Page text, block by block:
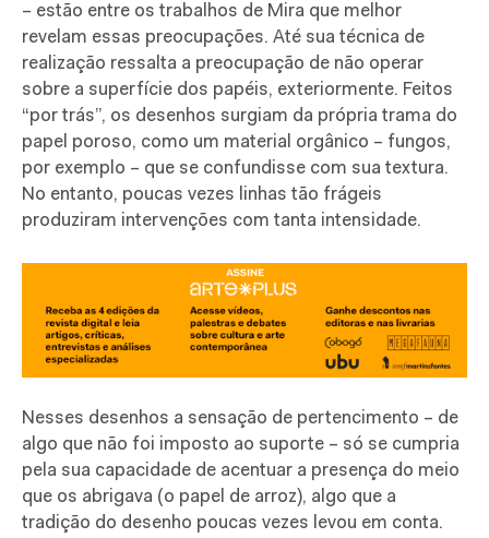
– estão entre os trabalhos de Mira que melhor
revelam essas preocupações. Até sua técnica de
realização ressalta a preocupação de não operar
sobre a superfície dos papéis, exteriormente. Feitos
“por trás”, os desenhos surgiam da própria trama do
papel poroso, como um material orgânico – fungos,
por exemplo – que se confundisse com sua textura.
No entanto, poucas vezes linhas tão frágeis
produziram intervenções com tanta intensidade.
Nesses desenhos a sensação de pertencimento – de
algo que não foi imposto ao suporte – só se cumpria
pela sua capacidade de acentuar a presença do meio
que os abrigava (o papel de arroz), algo que a
tradição do desenho poucas vezes levou em conta.